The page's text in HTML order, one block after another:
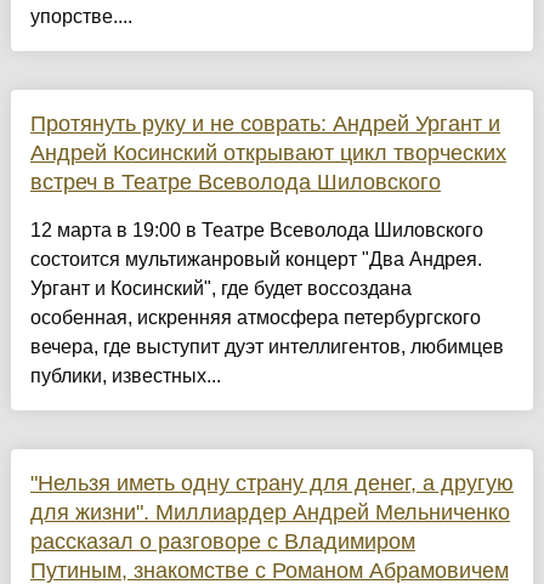
упорстве....
Протянуть руку и не соврать: Андрей Ургант и
Андрей Косинский открывают цикл творческих
встреч в Театре Всеволода Шиловского
12 марта в 19:00 в Театре Всеволода Шиловского
состоится мультижанровый концерт "Два Андрея.
Ургант и Косинский", где будет воссоздана
особенная, искренняя атмосфера петербургского
вечера, где выступит дуэт интеллигентов, любимцев
публики, известных...
"Нельзя иметь одну страну для денег, а другую
для жизни". Миллиардер Андрей Мельниченко
рассказал о разговоре с Владимиром
Путиным, знакомстве с Романом Абрамовичем